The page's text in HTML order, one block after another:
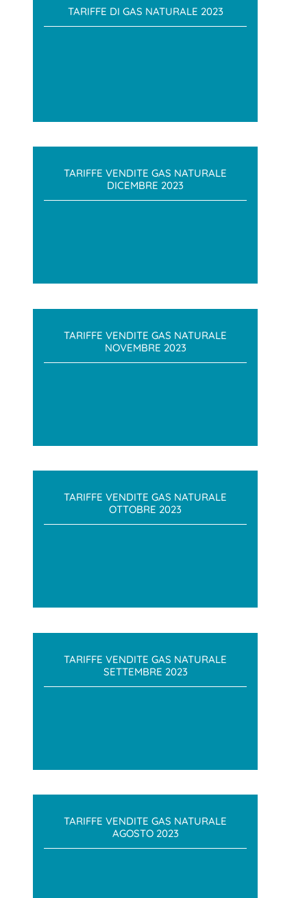
TARIFFE DI GAS NATURALE 2023
TARIFFE VENDITE GAS NATURALE
DICEMBRE 2023
TARIFFE VENDITE GAS NATURALE
NOVEMBRE 2023
TARIFFE VENDITE GAS NATURALE
OTTOBRE 2023
TARIFFE VENDITE GAS NATURALE
SETTEMBRE 2023
TARIFFE VENDITE GAS NATURALE
AGOSTO 2023